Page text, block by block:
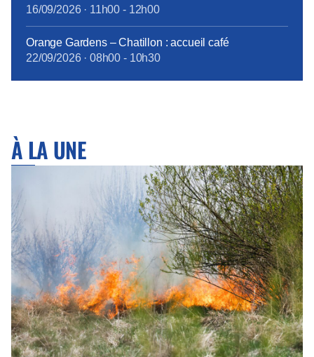
16/09/2026· 11h00 - 12h00
Orange Gardens – Chatillon : accueil café
22/09/2026· 08h00 - 10h30
À LA UNE